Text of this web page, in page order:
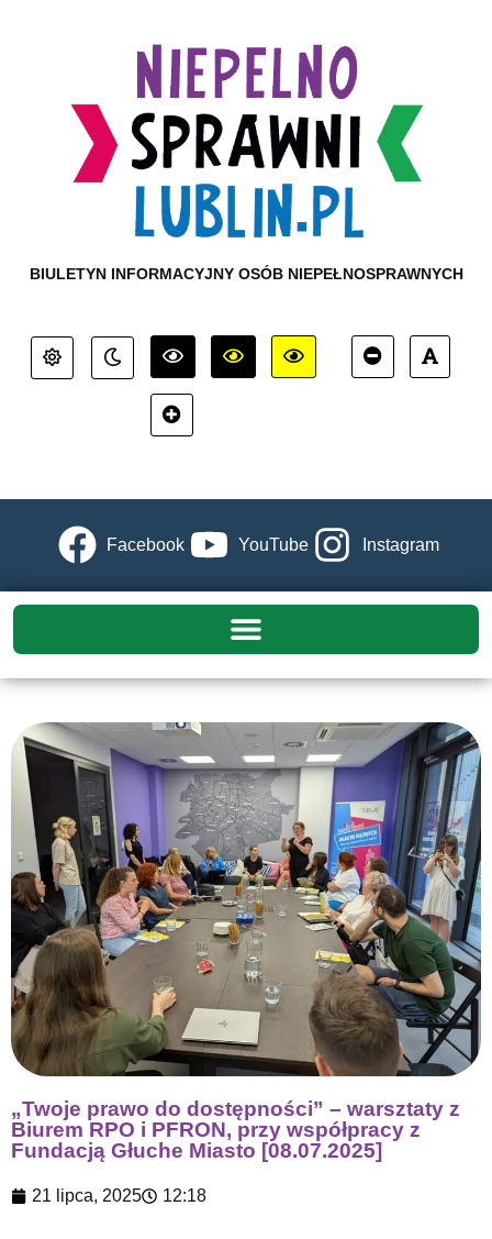
BIULETYN INFORMACYJNY OSÓB NIEPEŁNOSPRAWNYCH
Facebook YouTube Instagram
„Twoje prawo do dostępności” – warsztaty z
Biurem RPO i PFRON, przy współpracy z
Fundacją Głuche Miasto [08.07.2025]
21 lipca, 2025 12:18